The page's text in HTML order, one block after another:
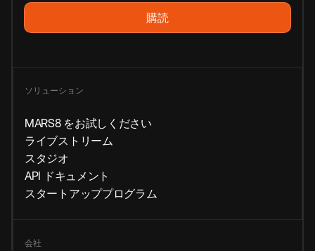
ソリューション
MARS8 をお試しください
ライブストリーム
スタジオ
API ドキュメント
スタートアッププログラム
会社